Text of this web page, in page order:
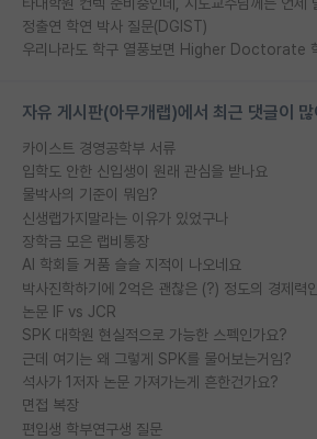
정출연 학연 박사 질문(DGIST)
자유 게시판(아무개랩)에서 최근 댓글이
카이스트 경영공학부 서류
입학도 안한 신입생이 원래 관심을 받나요
물박사의 기준이 뭐임?
신생랩가지말라는 이유가 있었구나
장학금 모은 랩비통장
AI 학회들 거품 슬슬 지적이 나오네요
논문 IF vs JCR
SPK 대학원 현실적으로 가능한 스펙인가요?
근데 여기는 왜 그렇게 SPK를 물어보는거임?
석사가 1저자 논문 가져가는게 흔한건가요?
면접 복장
편입생 학부연구생 질문